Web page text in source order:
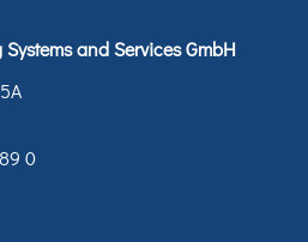
and Services GmbH
0